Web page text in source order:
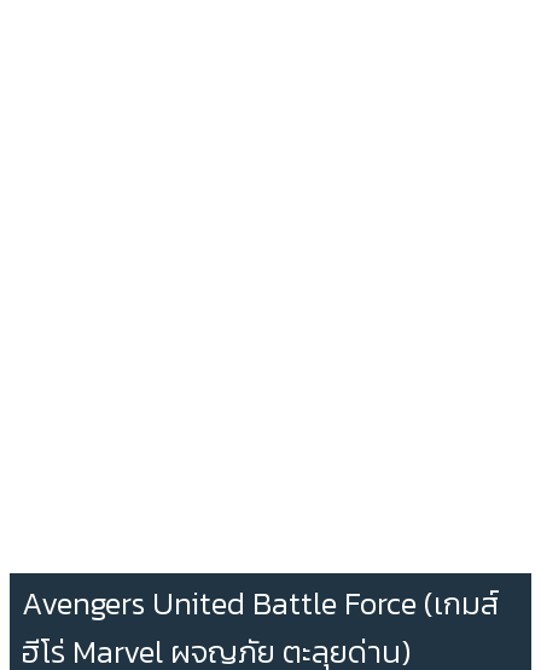
Avengers United Battle Force (เกมส์
ฮีโร่ Marvel ผจญภัย ตะลุยด่าน)